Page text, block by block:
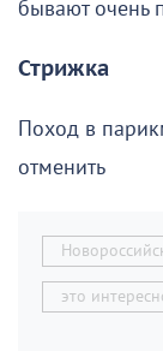
бывают очень
Стрижка
Поход в
отменить
это